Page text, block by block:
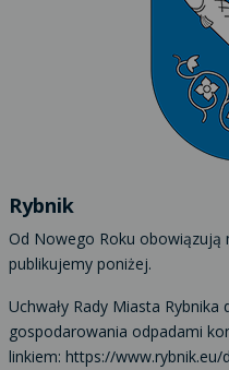
Rybnik
Od Nowego Roku
publikujemy poniżej.
Uchwały Rady Miasta
gospodarowania odpadami
linkiem: https://